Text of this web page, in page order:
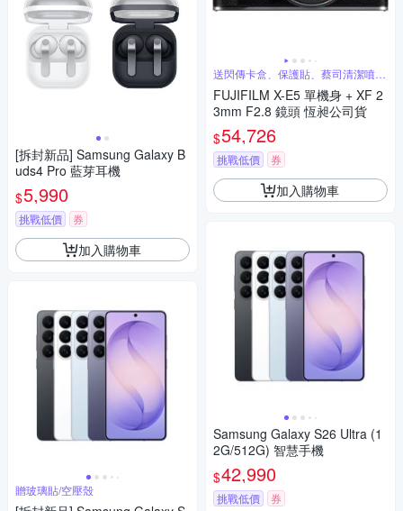
[拆封新品] Samsung Galaxy B
uds4 Pro 藍芽耳機
$5,990
挑戰低價 券
加入購物車
贈玻璃貼/空壓殼
送閃傳卡盒、保護貼、蔡司清潔噴霧
組
FUJIFILM X-E5 單機身 + XF 2
3mm F2.8 鏡頭 恆昶公司貨
$54,726
挑戰低價 券
加入購物車
Samsung Galaxy S26 Ultra (1
2G/512G) 智慧手機
$42,990
挑戰低價 券